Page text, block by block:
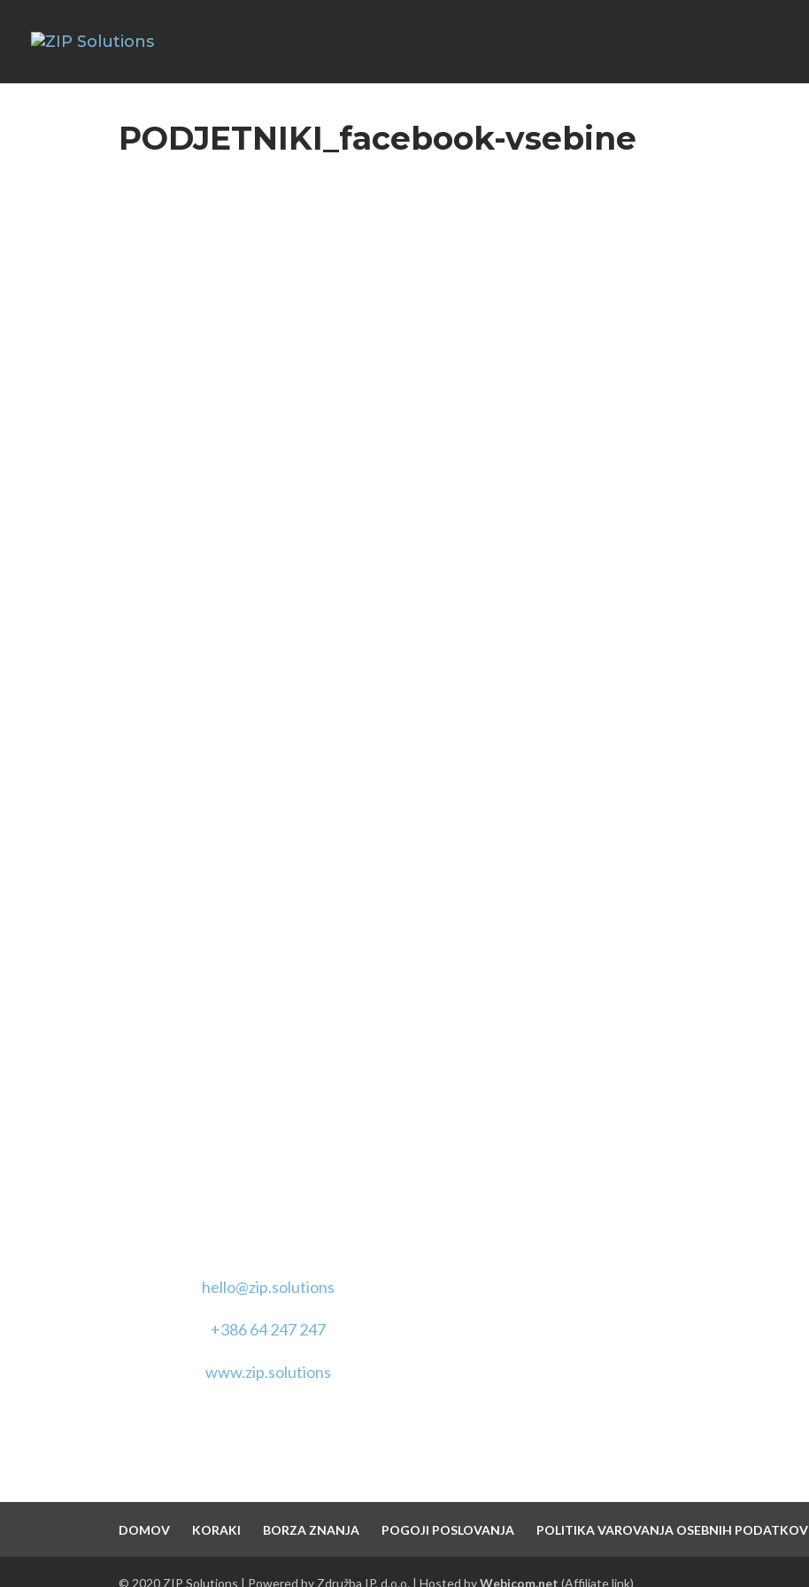
PODJETNIKI_facebook-vsebine
hello@zip.solutions
+386 64 247 247
www.zip.solutions
DOMOV KORAKI BORZA ZNANJA POGOJI POSLOVANJA POLITIKA VAROVANJA OSEBNIH PODATKOV
© 2020 ZIP Solutions | Powered by Združba IP, d.o.o. | Hosted byWebicom.net (Affiliate link)